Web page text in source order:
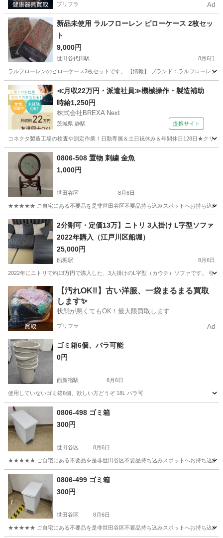
プリフラ Ad
新品未使用 ラルフローレン ピローケース 2枚セッ
ト
9,000円
世田谷代田駅 8月6日
ラルフローレンのピローケース2枚セットです。 【情報】 ブランド：ラルフローレ
東京 世田谷区 世田谷代田駅 寝具 ラルフローレン
≪月収22万円・派遣社員≫機械操作・製造補助
時給1,250円
株式会社BREXA Next
茨城県 静駅 提携サイト
コネクタ製造工場の検査や測定作業！日勤専属＆土日祝休み＆年間休日128日★クリ
茨城 常陸大宮市 その他
0806-508 置物 刺繍 金魚
1,000円
世田谷区 8月6日
★★★★★ ご自宅にある不要品を是非世田谷区不要品持ち込みスポットへお持ち込みし
東京 世田谷区 インテリア雑貨/小物 金魚
2分割可・定価13万】ニトリ 3人掛け L字型ソファ
2022年購入（江戸川区船堀）
25,000円
船堀駅 8月6日
2022年にニトリで約13万円で購入した、3人掛けのL字型（カウチ）ソファです。 引
東京 江戸川区 船堀駅 家具 ニトリ
【汚れOK‼️】古い洋服、一袋まるまる買取
します✨
状態が悪くてもOK！最大限買取します
プリフラ Ad
ゴミ箱6個、バラ可能
0円
西新宿駅 8月6日
使用していないゴミ箱6個、欲しい方どうぞ 18L バラ可
東京 新宿区 収納家具
0806-498 ゴミ箱
300円
世田谷区 8月6日
★★★★★ ご自宅にある不要品を是非世田谷区不要品持ち込みスポットへお持ち込みし
東京 世田谷区 インテリア雑貨/小物
0806-499 ゴミ箱
300円
世田谷区 8月6日
★★★★★ ご自宅にある不要品を是非世田谷区不要品持ち込みスポットへお持ち込みし